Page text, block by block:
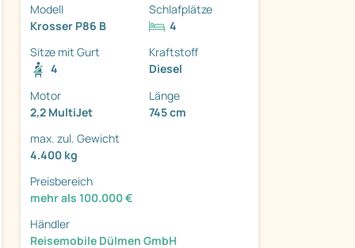
Modell
Krosser P86 B
Schlafplätze
4
Sitze mit Gurt
4
Kraftstoff
Diesel
Motor
2,2 MultiJet
Länge
745 cm
max. zul. Gewicht
4.400 kg
Preisbereich
mehr als 100.000 €
Händler
Reisemobile Dülmen GmbH